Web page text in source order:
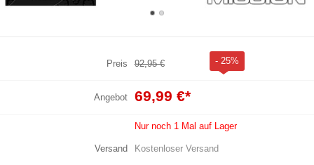
Preis 92,95 € - 25%
Angebot 69,99 €*
Nur noch 1 Mal auf Lager
Versand Kostenloser Versand